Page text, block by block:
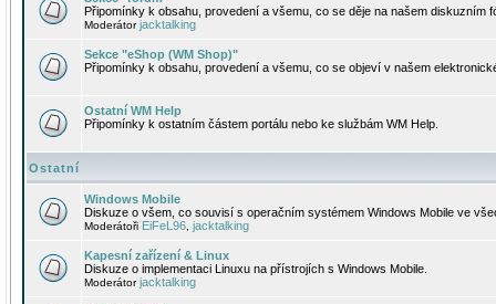
Připomínky k obsahu, provedení a všemu, co se děje na našem diskuzním
Moderátorjacktalking
Sekce "eShop (WM Shop)"
Připomínky k obsahu, provedení a všemu, co se objeví v našem
Ostatní WM Help
Připomínky k ostatním částem portálu nebo ke službám WM Help.
Ostatní
Windows Mobile
Diskuze o všem, co souvisí s operačním systémem Windows Mobile ve
Moderátoři EiFeL96 jacktalking
Kapesní zařízení & Linux
Diskuze o implementaci Linuxu na přístrojích s Windows Mobile.
Moderátorjacktalking